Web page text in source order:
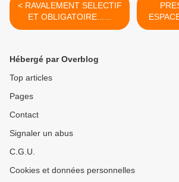
< RAVALEMENT SELECTIF
ET OBLIGATOIRE......
Hébergé par Overblog
Top articles
Pages
Contact
Signaler un abus
C.G.U.
Cookies et données personnelles